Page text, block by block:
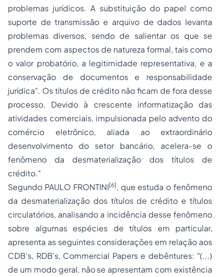
problemas jurídicos. A substituição do papel como
suporte de transmissão e arquivo de dados levanta
problemas diversos, sendo de salientar os que se
prendem com aspectos de natureza formal, tais como
o valor probatório, a legitimidade representativa, e a
conservação de documentos e responsabilidade
jurídica". Os títulos de crédito não ficam de fora desse
processo. Devido à crescente informatização das
atividades comerciais, impulsionada pelo advento do
comércio eletrônico, aliada ao extraordinário
desenvolvimento do setor bancário, acelera-se o
fenômeno da desmaterialização dos títulos de
crédito."
Segundo PAULO FRONTINI[6], que estuda o fenômeno
da desmaterialização dos títulos de crédito e títulos
circulatórios, analisando a incidência desse fenômeno
sobre algumas espécies de títulos em particular,
apresenta as seguintes considerações em relação aos
CDB’s, RDB’s, Commercial Paperse debêntures: "(...)
de um modo geral, não se apresentam com existência